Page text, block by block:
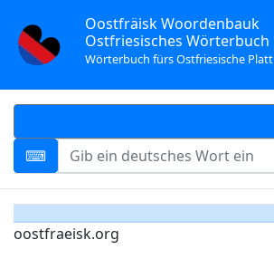
Oostfräisk Woordenbauk
Ostfriesisches Wörterbuch
Wörterbuch fürs Ostfriesische Platt
oostfraeisk.org